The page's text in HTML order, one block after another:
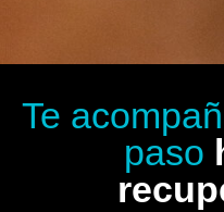
Te
paso